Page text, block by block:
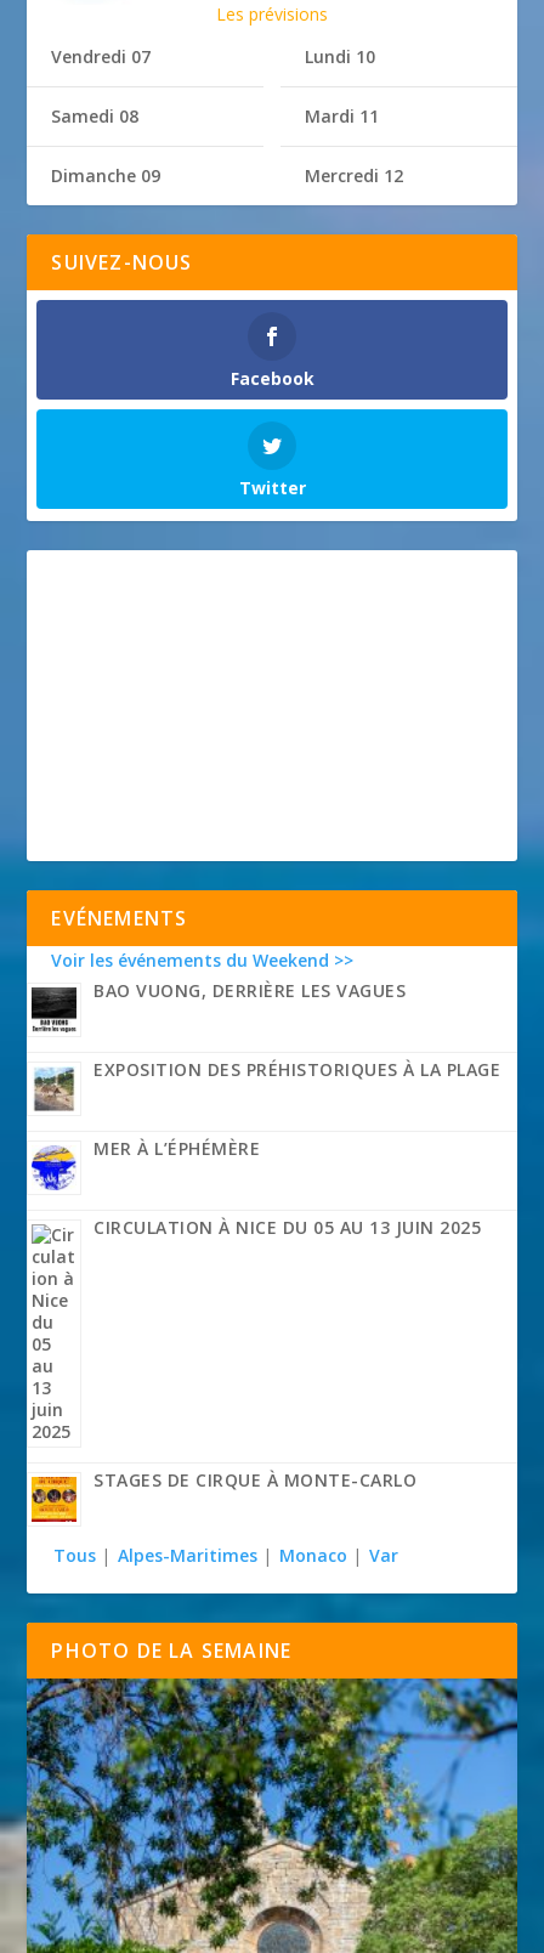
Les prévisions
Vendredi 07
Samedi 08
Dimanche 09
Lundi 10
Mardi 11
Mercredi 12
SUIVEZ-NOUS
Facebook
Twitter
EVÉNEMENTS
Voir les événements du Weekend >>
BAO VUONG, DERRIÈRE LES VAGUES
EXPOSITION DES PRÉHISTORIQUES À LA PLAGE
MER À L’ÉPHÉMÈRE
CIRCULATION À NICE DU 05 AU 13 JUIN 2025
STAGES DE CIRQUE À MONTE-CARLO
Tous | Alpes-Maritimes | Monaco | Var
PHOTO DE LA SEMAINE